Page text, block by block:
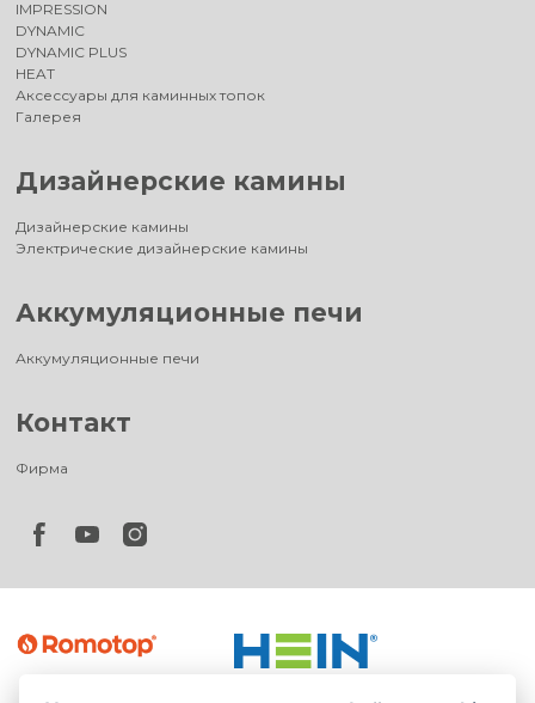
IMPRESSION
DYNAMIC
DYNAMIC PLUS
HEAT
Аксессуары для каминных топок
Галерея
Дизайнерские камины
Дизайнерские камины
Электрические дизайнерские камины
Аккумуляционные печи
Аккумуляционные печи
Контакт
Фирма